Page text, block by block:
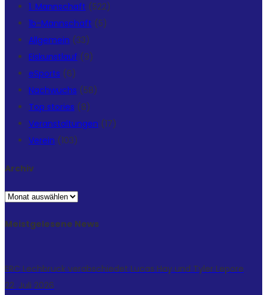
1. Mannschaft (522)
1b-Mannschaft (5)
Allgemein (33)
Eiskunstlauf (9)
eSports (6)
Nachwuchs (58)
Top stories (8)
Veranstaltungen (17)
Verein (103)
Archiv
Archiv
Meistgelesene News
ERC Lechbruck verabschiedet Lucas Hay und Tyler Lepore
22. Juli 2026